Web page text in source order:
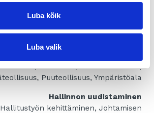
Luba kõik
Luba valik
Rahoituksen ja tukien haku
Apua toimialakohtaisesti
Alihankinta, Elintarvike, Franchising,
Graafinen ala, IT, Kestävä kehitys,
Media-ala, Metalliteollisuus,
Puuteollisuus, Ympäristöala
Hallinnon uudistaminen
Hallitustyön kehittäminen, Johtamisen